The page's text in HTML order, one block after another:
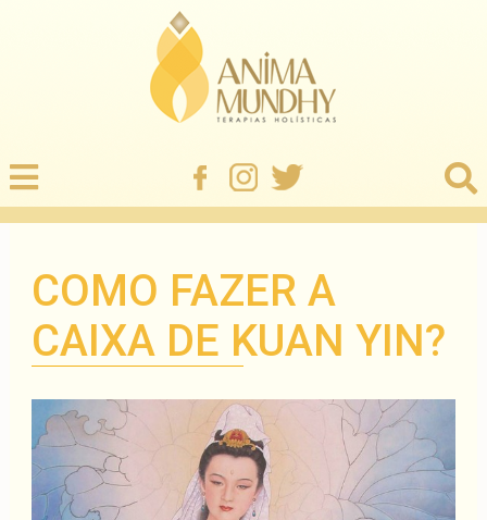
COMO FAZER A
CAIXA DE KUAN YIN?